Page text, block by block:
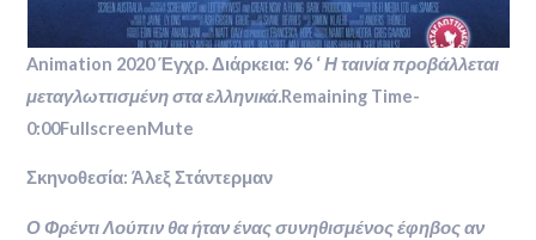
Animation 2020 Έγχρ. Διάρκεια: 96 ‘Η ταινία προβάλλεται
μεταγλωττισμένη στα ελληνικά.Remaining Time-
0:00FullscreenMute
Σκηνοθεσία: Άλεξ Στάντερμαν
Ο Φρέντι Λούπιν θα ήταν ένας συνηθισμένος έφηβος αν